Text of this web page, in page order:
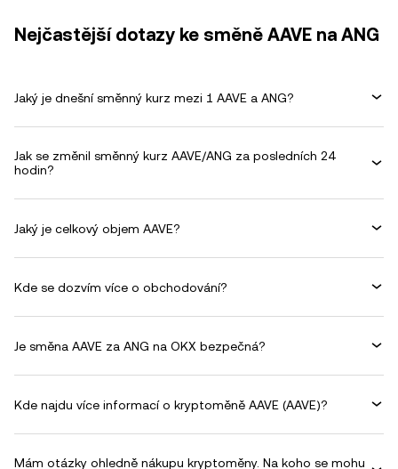
Nejčastější dotazy ke směně AAVE na ANG
Jaký je dnešní směnný kurz mezi 1 AAVE a ANG?
Jak se změnil směnný kurz AAVE/ANG za posledních 24
hodin?
Jaký je celkový objem AAVE?
Kde se dozvím více o obchodování?
Je směna AAVE za ANG na OKX bezpečná?
Kde najdu více informací o kryptoměně AAVE (AAVE)?
Mám otázky ohledně nákupu kryptoměny. Na koho se mohu